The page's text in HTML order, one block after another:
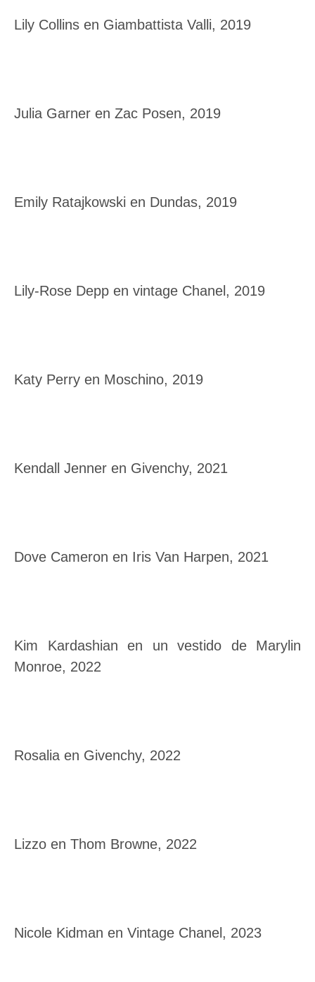
Lily Collins en Giambattista Valli, 2019
Julia Garner en Zac Posen, 2019
Emily Ratajkowski en Dundas, 2019
Lily-Rose Depp en vintage Chanel, 2019
Katy Perry en Moschino, 2019
Kendall Jenner en Givenchy, 2021
Dove Cameron en Iris Van Harpen, 2021
Kim Kardashian en un vestido de Marylin
Monroe, 2022
Rosalia en Givenchy, 2022
Lizzo en Thom Browne, 2022
Nicole Kidman en Vintage Chanel, 2023